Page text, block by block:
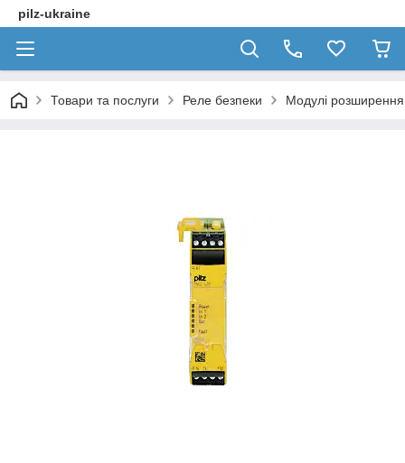
pilz-ukraine
Товари та послуги Реле безпеки Модулі